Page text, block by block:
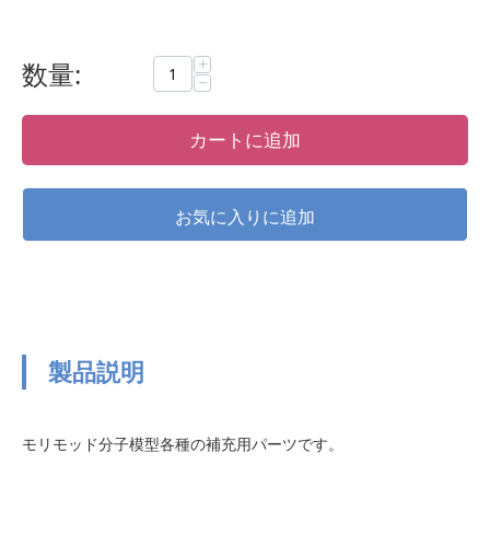
数量: +
−
カートに追加
製品説明
モリモッド分子模型各種の補充用パーツです。